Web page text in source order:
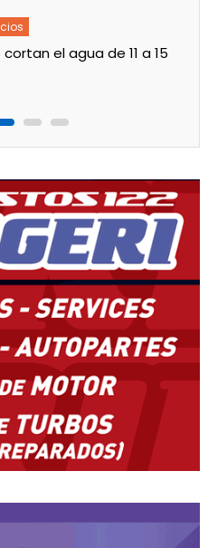
el agua de 11 a 15